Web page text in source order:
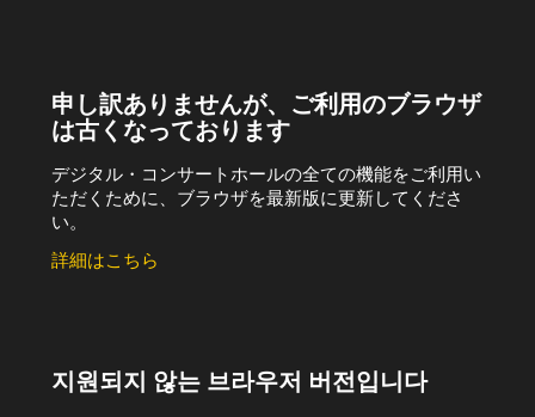
申し訳ありませんが、ご利用のブラウザ
は古くなっております
デジタル・コンサートホールの全ての機能をご利用い
ただくために、ブラウザを最新版に更新してくださ
い。
詳細はこちら
지원되지 않는 브라우저 버전입니다